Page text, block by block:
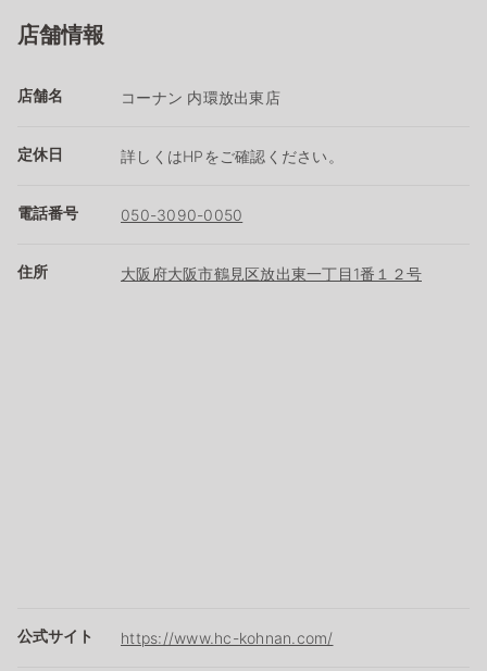
店舗情報
店舗名 コーナン 内環放出東店
定休日 詳しくはHPをご確認ください。
電話番号 050-3090-0050
住所 大阪府大阪市鶴見区放出東一丁目1番１２号
公式サイト https://www.hc-kohnan.com/